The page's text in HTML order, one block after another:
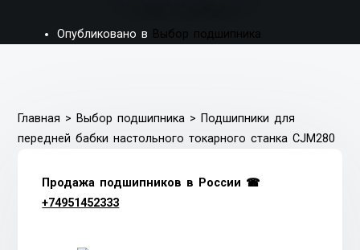
Опубликовано в Выбор подшипника
Главная > Выбор подшипника > Подшипники для
передней бабки настольного токарного станка CJM280
Продажа подшипников в России ☎
+74951452333